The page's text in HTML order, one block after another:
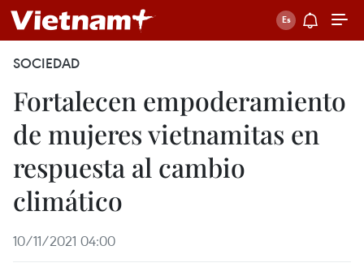
SOCIEDAD
Fortalecen empoderamiento
de mujeres vietnamitas en
respuesta al cambio
climático
10/11/2021 04:00